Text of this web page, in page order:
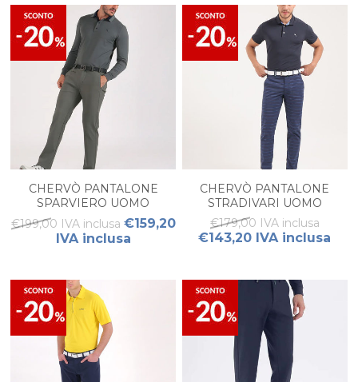
CHERVÒ PANTALONE
SPARVIERO UOMO
€199,00 IVA inclusa €159,20
IVA inclusa
CHERVÒ PANTALONE
STRADIVARI UOMO
€179,00 IVA inclusa
€143,20 IVA inclusa